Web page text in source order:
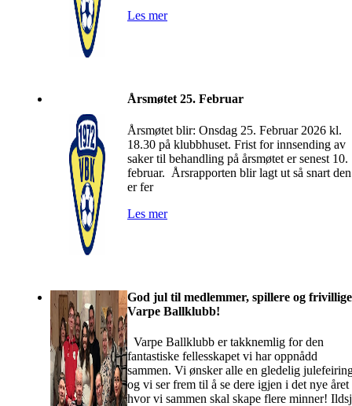
Les mer
Årsmøtet 25. Februar
Årsmøtet blir: Onsdag 25. Februar 2026 kl.
18.30 på klubbhuset. Frist for innsending av
saker til behandling på årsmøtet er senest 10.
februar. Årsrapporten blir lagt ut så snart den
er fer
Les mer
God jul til medlemmer, spillere og
Varpe Ballklubb!
Varpe Ballklubb er takknemlig for den
fantastiske fellesskapet vi har oppnådd
sammen. Vi ønsker alle en gledelig
og vi ser frem til å se dere igjen i det nye året
hvor vi sammen skal skape flere minner! Ildsj